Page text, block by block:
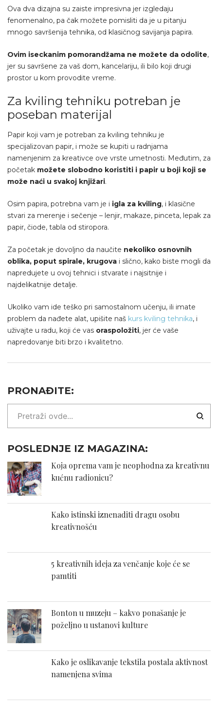
Ova dva dizajna su zaiste impresivna jer izgledaju
fenomenalno, pa čak možete pomisliti da je u pitanju
mnogo savršenija tehnika, od klasičnog savijanja papira.
Ovim iseckanim pomorandžama ne možete da odolite,
jer su savršene za vaš dom, kancelariju, ili bilo koji drugi
prostor u kom provodite vreme.
Za kviling tehniku potreban je
poseban materijal
Papir koji vam je potreban za kviling tehniku je
specijalizovan papir, i može se kupiti u radnjama
namenjenim za kreativce ove vrste umetnosti. Međutim, za
početak možete slobodno koristiti i papir u boji koji se
može naći u svakoj knjižari.
Osim papira, potrebna vam je i igla za kviling, i klasične
stvari za merenje i sečenje – lenjir, makaze, pinceta, lepak za
papir, čiode, tabla od stiropora.
Za početak je dovoljno da naučite nekoliko osnovnih
oblika, poput spirale, krugova i slično, kako biste mogli da
napredujete u ovoj tehnici i stvarate i najsitnije i
najdelikatnije detalje.
Ukoliko vam ide teško pri samostalnom učenju, ili imate
problem da nađete alat, upišite naš kurs kviling tehnika, i
uživajte u radu, koji će vas oraspoložiti, jer će vaše
napredovanje biti brzo i kvalitetno.
PRONAĐITE:
POSLEDNJE IZ MAGAZINA:
Koja oprema vam je neophodna za kreativnu
kućnu radionicu?
Kako istinski iznenaditi dragu osobu
kreativnošću
5 kreativnih ideja za venčanje koje će se
pamtiti
Bonton u muzeju – kakvo ponašanje je
poželjno u ustanovi kulture
Kako je oslikavanje tekstila postala aktivnost
namenjena svima